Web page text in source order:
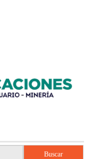
Buscar